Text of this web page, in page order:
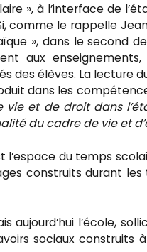
», à l’interface de
comme le rappelle
», dans le second
aux
des élèves. La lecture
dans les
et de droit dans
du cadre de vie et
du temps
construits durant les
aujourd’hui l’école,
sociaux construits